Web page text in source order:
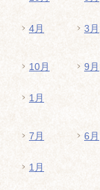
4月 3月
10月 9月
1月
7月 6月
1月